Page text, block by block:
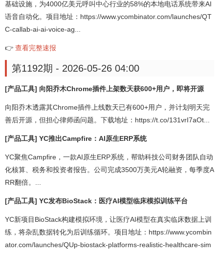
基础设施，为4000亿美元呼叫中心行业的58%的本地电话系统带来AI
语音自动化。项目地址：https://www.ycombinator.com/launches/QT
C-callab-ai-ai-voice-ag...
👉 查看完整速报
第1192期 - 2026-05-26 04:00
[产品工具] 向阳乔木Chrome插件上架数天获600+用户，即将开源
向阳乔木透露其Chrome插件上线数天已有600+用户，并计划明天完
善后开源，但担心律师函问题。下载地址：https://t.co/131vrI7aOt...
[产品工具] YC推出Campfire：AI原生ERP系统
YC聚焦Campfire，一款AI原生ERP系统，帮助科技公司财务团队自动
化核算、税务和投资者报告。公司完成3500万美元A轮融资，每季度A
RR翻倍。...
[产品工具] YC发布BioStack：医疗AI模型临床模拟训练平台
YC新项目BioStack构建模拟环境，让医疗AI模型在真实临床数据上训
练，将杂乱数据转化为后训练循环。项目地址：https://www.ycombin
ator.com/launches/QUp-biostack-platforms-realistic-healthcare-sim